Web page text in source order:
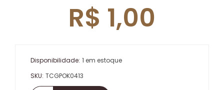
R$ 1,00
Disponibilidade: 1 em estoque
SKU: TCGPOK0413